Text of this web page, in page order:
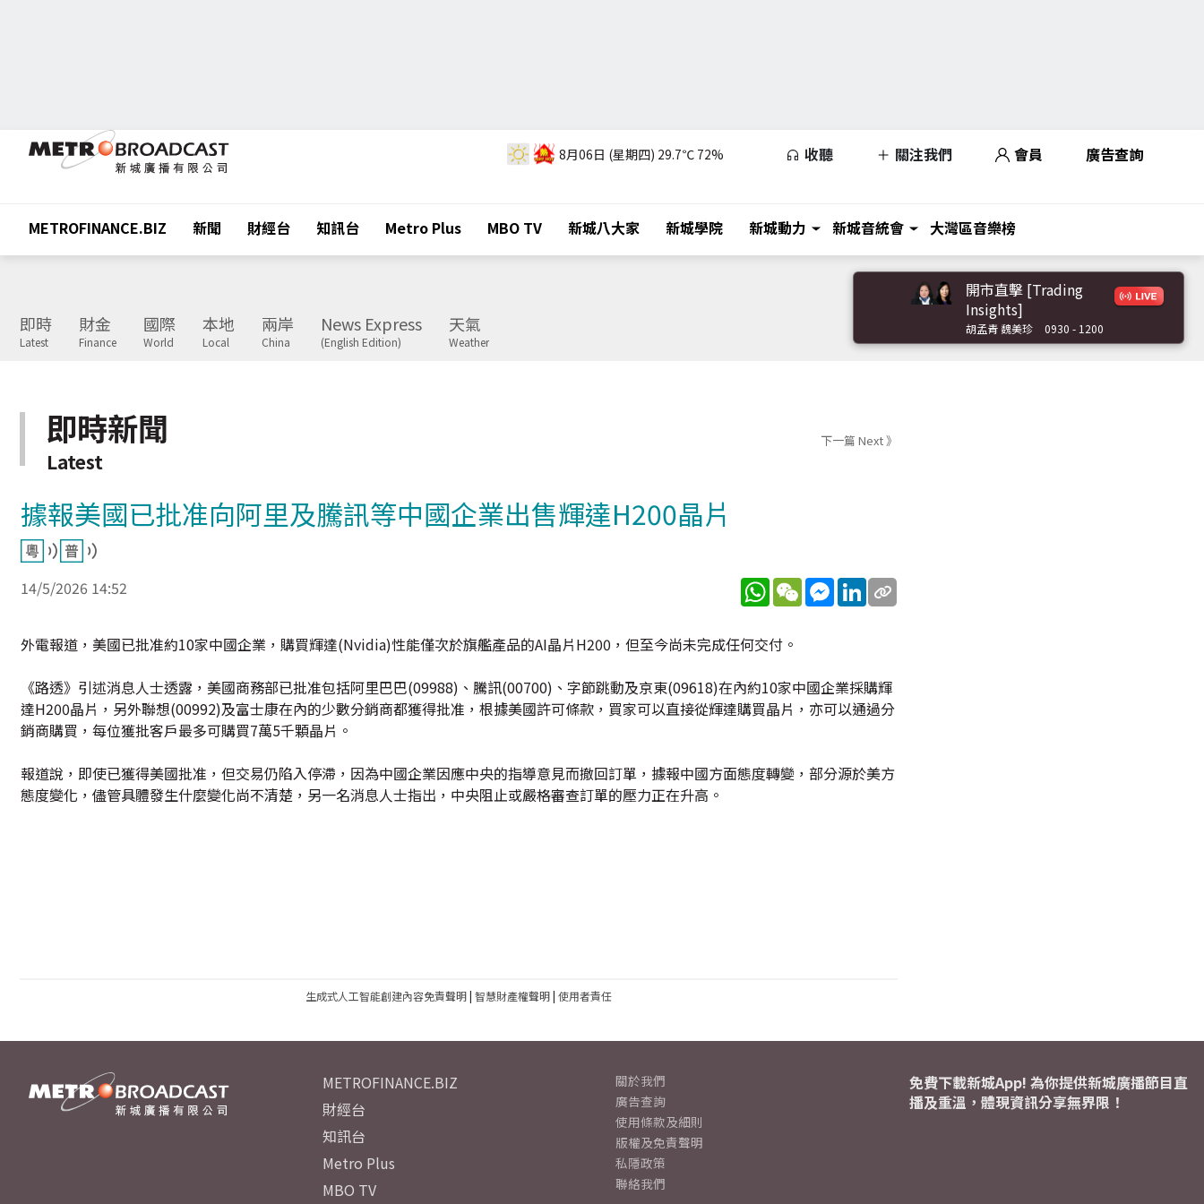
8月06日 (星期四) 29.7℃ 72% 收聽 關注我們 會員 廣告查詢
METROFINANCE.BIZ 新聞 財經台 知訊台 Metro Plus MBO TV 新城八大家 新城學院 新城動力 新城音統會 大灣區音樂榜
即時
Latest
財金
Finance
國際
World
本地
Local
兩岸
China
News Express
(English Edition)
天氣
Weather
開市直擊 [Trading
Insights]
胡孟青 魏美珍 0930 - 1200
即時新聞
Latest
下一篇 Next 》
據報美國已批准向阿里及騰訊等中國企業出售輝達H200晶片
14/5/2026 14:52 WhatsApp
WeChatMessenger
LinkedIn
外電報道，美國已批准約10家中國企業，購買輝達(Nvidia)性能僅次於旗艦產品的AI晶片H200，但至今尚未完成任何交付。
《路透》引述消息人士透露，美國商務部已批准包括阿里巴巴(09988)、騰訊(00700)、字節跳動及京東(09618)在內約10家中國企業採購輝
達H200晶片，另外聯想(00992)及富士康在內的少數分銷商都獲得批准，根據美國許可條款，買家可以直接從輝達購買晶片，亦可以通過分
銷商購買，每位獲批客戶最多可購買7萬5千顆晶片。
報道說，即使已獲得美國批准，但交易仍陷入停滯，因為中國企業因應中央的指導意見而撤回訂單，據報中國方面態度轉變，部分源於美方
態度變化，儘管具體發生什麼變化尚不清楚，另一名消息人士指出，中央阻止或嚴格審查訂單的壓力正在升高。
生成式人工智能創建內容免責聲明| 智慧財產權聲明| 使用者責任
METROFINANCE.BIZ
財經台
知訊台
Metro Plus
MBO TV
關於我們
廣告查詢
使用條款及細則
版權及免責聲明
私隱政策
聯絡我們
免費下載新城App! 為你提供新城廣播節目直
播及重溫，體現資訊分享無界限！